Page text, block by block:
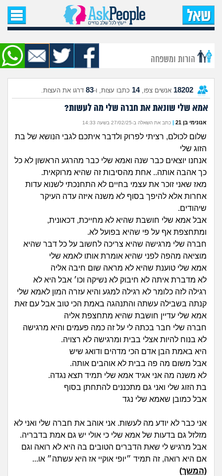
עמוד הבית
שאל שאלה
שאלות חדשות
שאלות שעוררו עניין
עצות חדשות
מתחם הטיפים
מדורים
זוגיות
היריון ולידה
הורות ומשפחה
מתבגרים
מהבקו"ם... ועד מתי?!
לימודים וסטודנטים
עבודה וקריירה
בית, שכנים ושותפים
מה שעובר עליי
חיפוש שאלות
הרשמה | התחברות
הורות ומשפחה
18202 אנשים צפו,14 כתבו עצות, ו-83 דרגו את העצות.
אמא שלי שונאת את חברה שלי מה לעשות?
אנונימי בן 21 | כתב את השאלה ב-27/02/25 בשעה 14:33
שלום לכולם, רציתי לפרוק ולדבר איתכם לגבי הנושא של בת
הזוג שלי
אנחנו יוצאים כבר שנה ואמא שלי כבר מהרגע הראשון לא כל
כך אהבה אותה.. אחת מהסיבות זה שהיא מרוקאית.
מאז שאני זוכר את עצמי בחיים לא התחנכתי לשנוא עדות
אחרות אלא להיפך בסוף לא משנה איזה עדה העיקר
שיהודים.
אבל אמא שלי חושבת שהיא לא מחייכת, דכאונית,
ומתחצפת אף על פי שהיא בפועל לא.
חברה שלי מרגישה שהיא צריכה לחשוב על כל דבר שהיא
מוציאה מהפה לפני שהיא אומרת אותו לאמא שלי
אמא שלי טוענת שהיא לא מראה שום חיבה אליה
לא מדברת איתה לא חיבוק לא נשיקה וכו׳ אבל היא לא
רגילה לזה כלומר לא רגילה למגע והיא עזרה המון לאמא שלי
קנתה בשבילה עשתה והתנהגה באמת הכי טוב אבל עם זאת
אמא שלי עדיין חושבת שהיא מתחצפת אליה
חברה שלי חבר בכתה לי על זה כמה פעמים והיא מרגישה
לא בנוח להיות אצלי בבית ומרגישה לא רצויה.
היא באמת הבן אדם הכי מדהים ודואג שיש
אבל משום מה פה בבית לא אוהבים אותה.
לא משנה מה אני אגיד אמא שלי תמיד תצא נגדה.
בת הזוג שלי ואני גם מתכננים להתחתן בסוף
אבל כמובן שאמא שלי נגד
אני כבר לא יודע מה לעשות. אני אוהב את חברה שלי ואני לא
מזלזל גם בדעות של אמא שלי כי אולי יש גם אמת בדבריה.
אבל מרגיש לי שאת הדברים הטובים בה היא לא רואה וגם
אם היא רואה, זה תמיד ״יופי אוקיי אז היא עשתה״ או...
(המשך)